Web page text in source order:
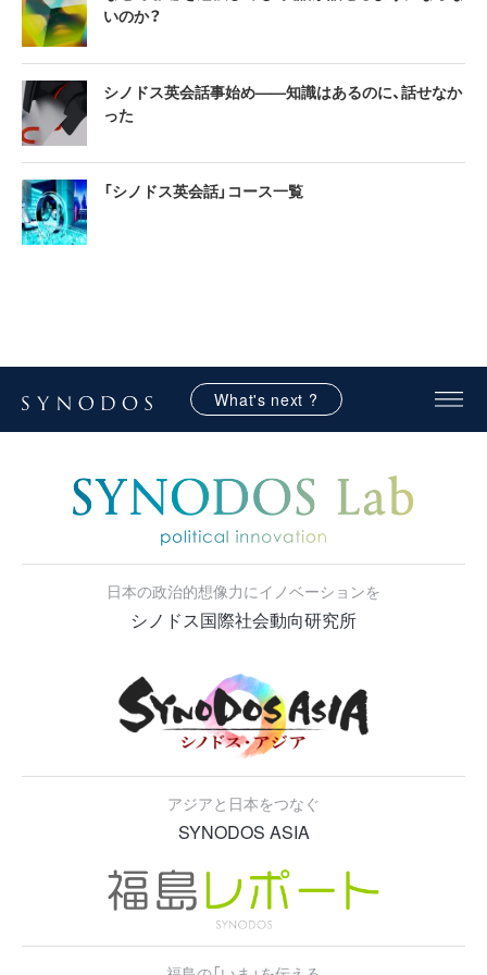
いのか？
シノドス英会話事始め——知識はあるのに、話せなか
った
「シノドス英会話」コース一覧
What's next ?
日本の政治的想像力にイノベーションを
シノドス国際社会動向研究所
アジアと日本をつなぐ
SYNODOS ASIA